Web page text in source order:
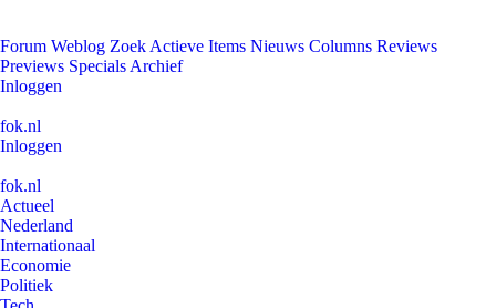
Forum Weblog Zoek Actieve Items Nieuws Columns Reviews
Previews Specials Archief
Inloggen
fok.nl
Inloggen
fok.nl
Actueel
Nederland
Internationaal
Economie
Politiek